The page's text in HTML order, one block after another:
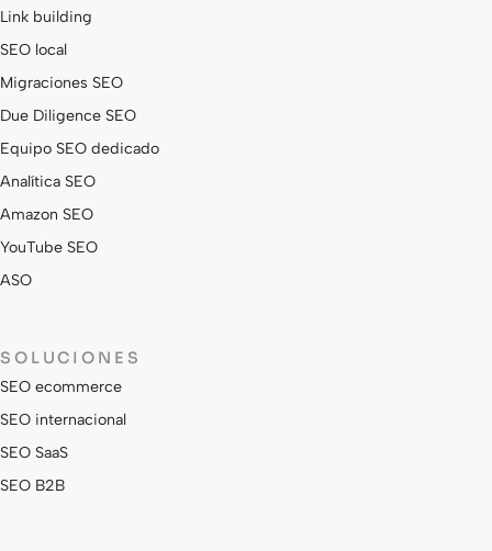
Link building
SEO local
Migraciones SEO
Due Diligence SEO
Equipo SEO dedicado
Analítica SEO
Amazon SEO
YouTube SEO
ASO
SOLUCIONES
SEO ecommerce
SEO internacional
SEO SaaS
SEO B2B